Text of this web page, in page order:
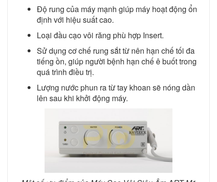
Độ rung của máy mạnh giúp máy hoạt động ổn
định với hiệu suất cao.
Loại đầu cạo vôi răng phù hợp Insert.
Sử dụng cơ chế rung sắt từ nên hạn chế tối đa
tiếng ồn, giúp người bệnh hạn chế ê buốt trong
quá trình điều trị.
Lượng nước phun ra từ tay khoan sẽ nóng dần
lên sau khi khởi động máy.